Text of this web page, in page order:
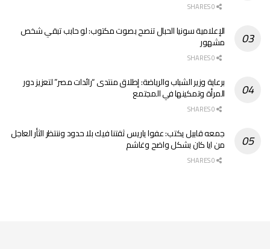
الإعلامية سونيا الحبال تنصح بصوت مكتوب: لو حابب تبقي شخص
مشهور
برعاية وزير الشباب والرياضة: إطلاق منتدى “رائدات مصر” لتعزيز دور
المرأة وتمكينها في المجتمع
جمعه قابيل يكتب: عفوا ياريس ثقتنا فيك بلا حدود وننتظر الثأر العاجل
من ايا كان بشكل واضح وغاشم